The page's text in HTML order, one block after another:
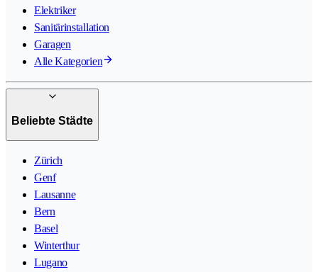
Elektriker
Sanitärinstallation
Garagen
Alle Kategorien
Beliebte Städte
Zürich
Genf
Lausanne
Bern
Basel
Winterthur
Lugano